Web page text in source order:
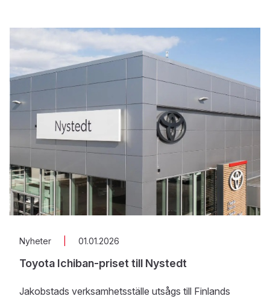
Nyheter 01.01.2026
Toyota Ichiban-priset till Nystedt
Jakobstads verksamhetsställe utsågs till Finlands